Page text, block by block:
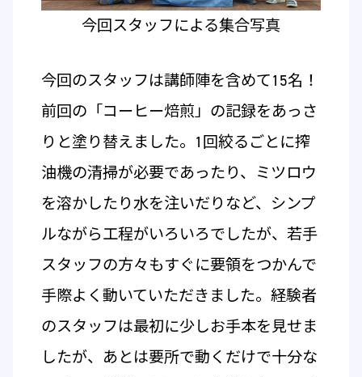
今回スタッフによる集合写真
今回のスタッフは講師陣を含めて15名！
前回の「コーヒー焙煎」の記録をあっさ
りと塗り替えました。1回絞るごとに搾
油機の清掃が必要であったり、ミツロウ
を溶かしたり水を注いだりなど、シンプ
ルながら工程がいろいろでしたが、若手
スタッフの方々もすぐに要領をつかんで
手際よく動いていただきました。経験者
のスタッフは最初に少しお手本を見せま
したが、あとは要所で動くだけで十分な